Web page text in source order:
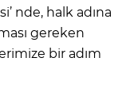
nde, halk adına
gereken
bir adım